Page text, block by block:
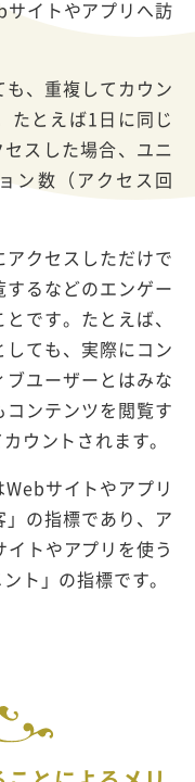
イトやアプリへ訪
、重複してカウン
たとえば1日に同じ
スした場合、ユニ
ン数（アクセス回
クセスしただけで
るなどのエンゲー
です。たとえば、
ても、実際にコン
ユーザーとはみな
ンテンツを閲覧す
ウントされます。
サイトやアプリ
の指標であり、ア
トやアプリを使う
ト」の指標です。